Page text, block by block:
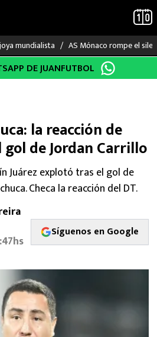
mundialista AS Mónaco rompe el
DE JUANFUTBOL
la reacción de
gol de Jordan Carrillo
Juárez explotó tras el gol de
Checa la reacción del DT.
Síguenos en Google